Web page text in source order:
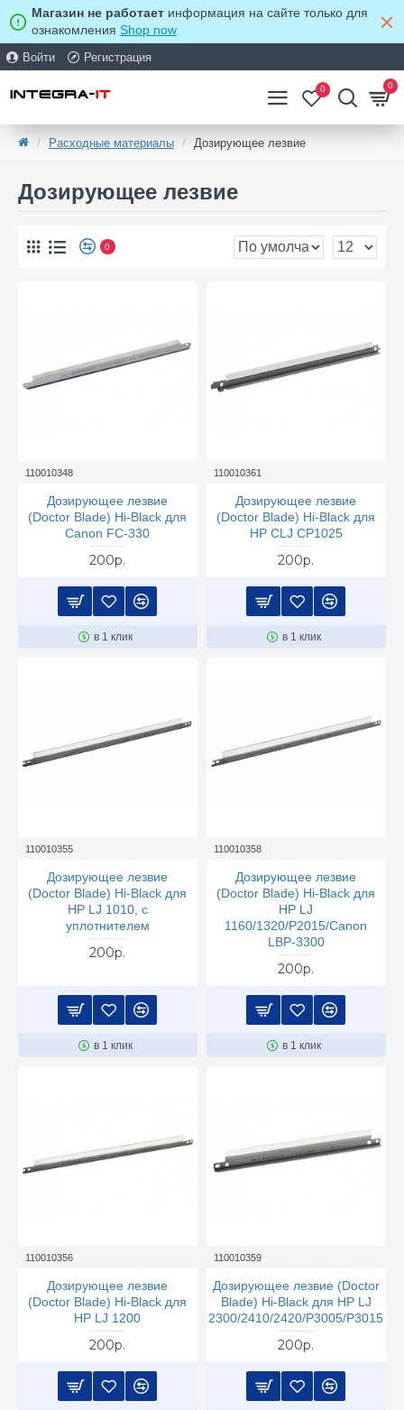
Магазин не работает информация на сайте только для
ознакомления Shop now
Войти Регистрация
0 0
Расходные материалы Дозирующее лезвие
Дозирующее лезвие
0
110010348
Дозирующее лезвие
(Doctor Blade) Hi-Black для
Canon FC-330
200р.
в 1 клик
110010361
Дозирующее лезвие
(Doctor Blade) Hi-Black для
HP CLJ CP1025
200р.
в 1 клик
110010355
Дозирующее лезвие
(Doctor Blade) Hi-Black для
HP LJ 1010, с
уплотнителем
200р.
в 1 клик
110010358
Дозирующее лезвие
(Doctor Blade) Hi-Black для
HP LJ
1160/1320/P2015/Canon
LBP-3300
200р.
в 1 клик
110010356
Дозирующее лезвие
(Doctor Blade) Hi-Black для
HP LJ 1200
200р.
110010359
Дозирующее лезвие (Doctor
Blade) Hi-Black для HP LJ
2300/2410/2420/P3005/P3015
200р.